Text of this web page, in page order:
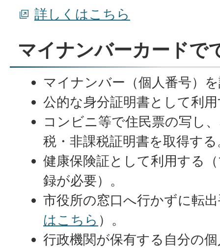
詳しくはこちら
マイナンバーカードで
マイナンバー（個人番号）
公的な身分証明書として利
コンビニ等で住民票の写し
税・非課税証明書を取得す
健康保険証として利用する
録が必要）。
市役所の窓口へ行かずに転
はこちら ）。
行政機関が保有する自分の